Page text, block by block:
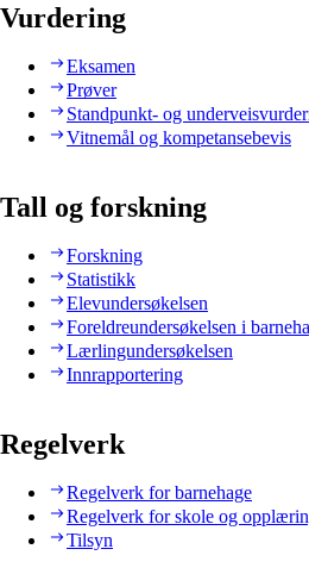
Vurdering
Eksamen
Prøver
Standpunkt- og
Vitnemål og kompetansebevis
Tall og forskning
Forskning
Statistikk
Elevundersøkelsen
Foreldreundersøkelsen i
Lærlingundersøkelsen
Innrapportering
Regelverk
Regelverk for barnehage
Regelverk for skole og
Tilsyn